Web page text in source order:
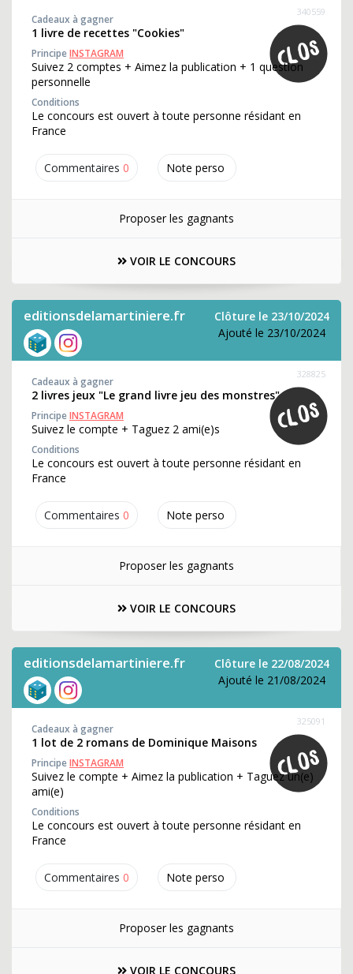
Commentaires 0 Note perso
340559
Cadeaux à gagner
1 livre de recettes "Cookies"
PrincipeINSTAGRAM
Suivez 2 comptes + Aimez la publication + 1 question
personnelle
Conditions
Le concours est ouvert à toute personne résidant en
France
Proposer les gagnants
VOIR LE CONCOURS
editionsdelamartiniere.fr
Clôture le 23/10/2024
Ajouté le 23/10/2024
Commentaires 0 Note perso
328825
Cadeaux à gagner
2 livres jeux "Le grand livre jeu des monstres"
PrincipeINSTAGRAM
Suivez le compte + Taguez 2 ami(e)s
Conditions
Le concours est ouvert à toute personne résidant en
France
Proposer les gagnants
VOIR LE CONCOURS
editionsdelamartiniere.fr
Clôture le 22/08/2024
Ajouté le 21/08/2024
Commentaires 0 Note perso
325091
Cadeaux à gagner
1 lot de 2 romans de Dominique Maisons
PrincipeINSTAGRAM
Suivez le compte + Aimez la publication + Taguez un(e)
ami(e)
Conditions
Le concours est ouvert à toute personne résidant en
France
Proposer les gagnants
VOIR LE CONCOURS